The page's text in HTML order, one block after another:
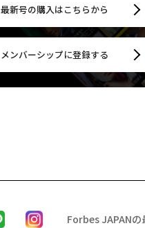
最新号の購入はこちらから
メンバーシップに登録する
Forbes JAPANの